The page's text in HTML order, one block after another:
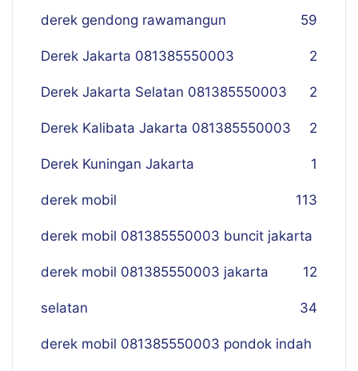
derek gendong rawamangun 59
Derek Jakarta 081385550003 2
Derek Jakarta Selatan 081385550003 2
Derek Kalibata Jakarta 081385550003 2
Derek Kuningan Jakarta 1
derek mobil 113
derek mobil 081385550003 buncit jakarta
12
derek mobil 081385550003 jakarta
selatan 34
derek mobil 081385550003 pondok indah